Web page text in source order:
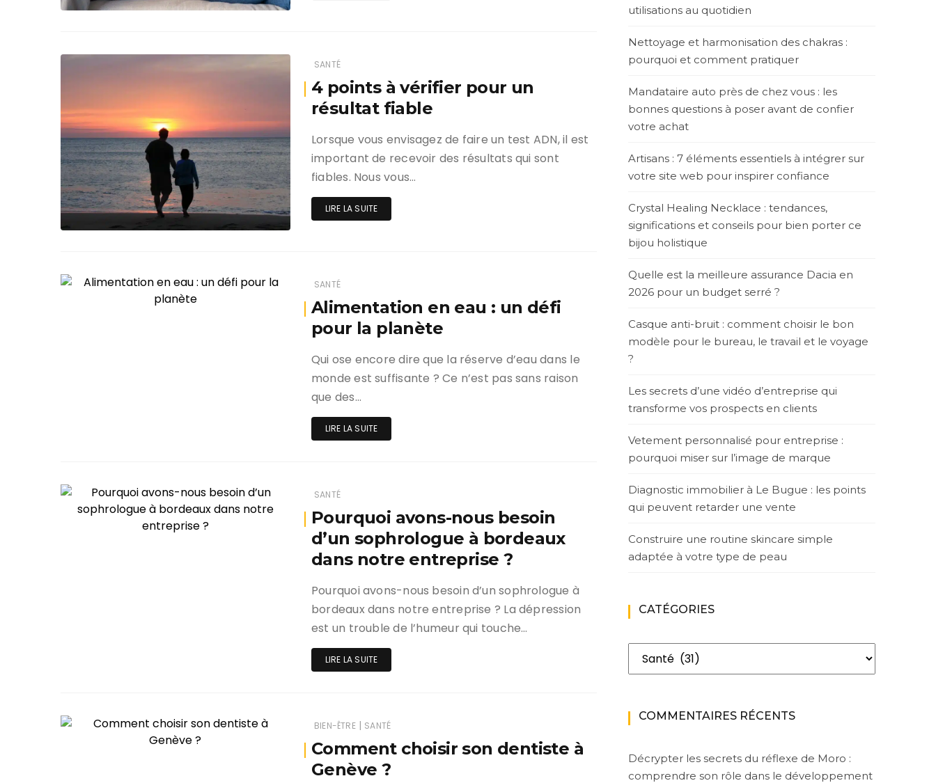
SANTÉ
4 points à vérifier pour un
résultat fiable
Lorsque vous envisagez de faire un test ADN, il est
important de recevoir des résultats qui sont
fiables. Nous vous…
LIRE LA SUITE
SANTÉ
Alimentation en eau : un défi
pour la planète
Qui ose encore dire que la réserve d’eau dans le
monde est suffisante ? Ce n’est pas sans raison
que des…
LIRE LA SUITE
SANTÉ
Pourquoi avons-nous besoin
d’un sophrologue à bordeaux
dans notre entreprise ?
Pourquoi avons-nous besoin d’un sophrologue à
bordeaux dans notre entreprise ? La dépression
est un trouble de l’humeur qui touche…
LIRE LA SUITE
BIEN-ÊTRE | SANTÉ
Comment choisir son dentiste à
Genève ?
utilisations au quotidien
Nettoyage et harmonisation des chakras :
pourquoi et comment pratiquer
Mandataire auto près de chez vous : les
bonnes questions à poser avant de confier
votre achat
Artisans : 7 éléments essentiels à intégrer sur
votre site web pour inspirer confiance
Crystal Healing Necklace : tendances,
significations et conseils pour bien porter ce
bijou holistique
Quelle est la meilleure assurance Dacia en
2026 pour un budget serré ?
Casque anti-bruit : comment choisir le bon
modèle pour le bureau, le travail et le voyage
?
Les secrets d’une vidéo d’entreprise qui
transforme vos prospects en clients
Vetement personnalisé pour entreprise :
pourquoi miser sur l’image de marque
Diagnostic immobilier à Le Bugue : les points
qui peuvent retarder une vente
Construire une routine skincare simple
adaptée à votre type de peau
CATÉGORIES
Catégories
COMMENTAIRES RÉCENTS
Décrypter les secrets du réflexe de Moro :
comprendre son rôle dans le développement